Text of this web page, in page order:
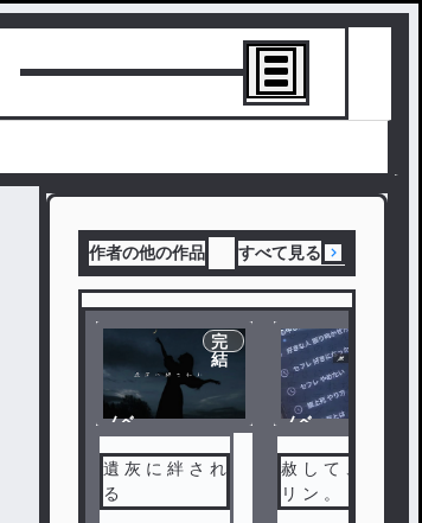
作者の他の作品 すべて見る
ノベ
完
結
遺 灰 に 絆 さ れ
る
ノベ
赦 し て 、 ダ ー
リ ン 。